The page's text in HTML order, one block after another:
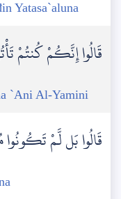
Yatasa`aluna
قَالُوا إِنَّكُمْ كُنتُمْ
`Ani Al-Yamini
قَالُوا بَل لَّمْ تَكُونُوا